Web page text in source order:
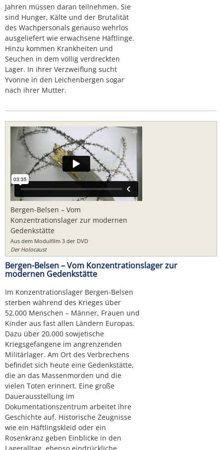
Jahren müssen daran teilnehmen. Sie
sind Hunger, Kälte und der Brutalität
des Wachpersonals genauso wehrlos
ausgeliefert wie erwachsene Häftlinge.
Hinzu kommen Krankheiten und
Seuchen in dem völlig verdreckten
Lager. In ihrer Verzweiflung sucht
Yvonne in den Leichenbergen sogar
nach ihrer Mutter.
Bergen-Belsen – Vom
Konzentrationslager zur modernen
Gedenkstätte
Aus dem Modulfilm 3 der DVD
Der Holocaust
Bergen-Belsen – Vom Konzentrationslager zur
modernen Gedenkstätte
Im Konzentrationslager Bergen-Belsen
sterben während des Krieges über
52.000 Menschen – Männer, Frauen und
Kinder aus fast allen Ländern Europas.
Dazu über 20.000 sowjetische
Kriegsgefangene im angrenzenden
Militärlager. Am Ort des Verbrechens
befindet sich heute eine Gedenkstätte,
die an das Massenmorden und die
vielen Toten erinnert. Eine große
Dauerausstellung im
Dokumentationszentrum arbeitet ihre
Geschichte auf. Historische Zeugnisse
wie ein Häftlingskleid oder ein
Rosenkranz geben Einblicke in den